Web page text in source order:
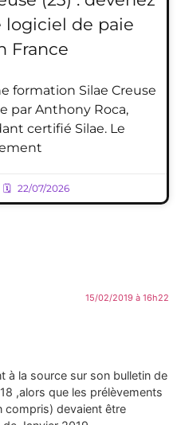
logiciel de paie
France
formation Silae Creuse
par Anthony Roca,
certifié Silae. Le
22/07/2026
15/02/2019 à 16h22
à la source sur son bulletin de
,alors que les prélèvements
compris) devaient être